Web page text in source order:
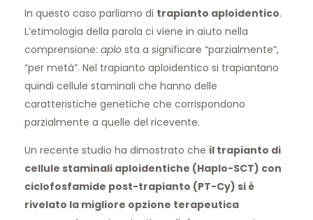
In questo caso parliamo di trapianto aploidentico.
L’etimologia della parola ci viene in aiuto nella
comprensione: aplo sta a significare “parzialmente”,
“per metà”. Nel trapianto aploidentico si trapiantano
quindi cellule staminali che hanno delle
caratteristiche genetiche che corrispondono
parzialmente a quelle del ricevente.
Un recente studio ha dimostrato che il trapianto di
cellule staminali aploidentiche (Haplo-SCT) con
ciclofosfamide post-trapianto (PT-Cy) si è
rivelato la migliore opzione terapeutica